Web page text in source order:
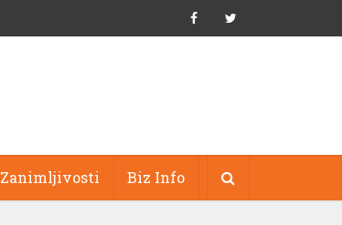
Zanimljivosti Biz Info